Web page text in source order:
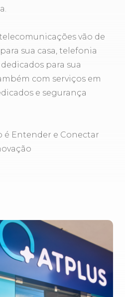
vão de
sua casa, telefonia
para sua
com serviços em
e segurança
é Entender e Conectar